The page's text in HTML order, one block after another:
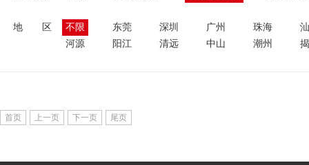
地 区 不限 东莞 深圳 广州 珠海
河源
阳江 清远 中山 潮州
首页 上一页 下一页 尾页